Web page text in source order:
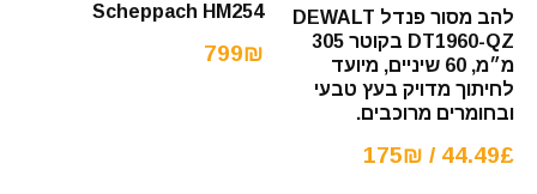
להב מסור פנדל DEWALT
DT1960-QZ בקוטר 305
מ״מ, 60 שיניים, מיועד
לחיתוך מדויק בעץ טבעי
ובחומרים מרוכבים.
44.49£ / 175₪
Scheppach HM254
799₪